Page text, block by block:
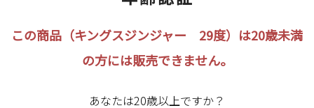
この商品（キングスジンジャー 29度）は20歳未満
の方には販売できません。
あなたは20歳以上ですか？